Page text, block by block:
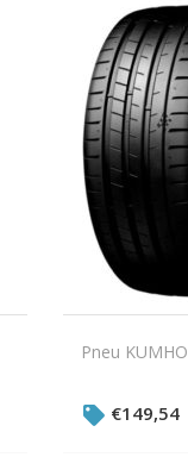
Pneu
€149,54